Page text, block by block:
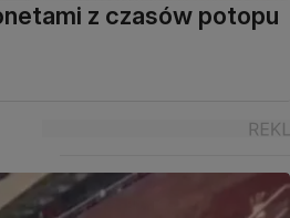
z czasów potopu